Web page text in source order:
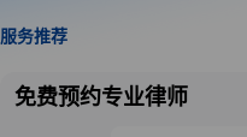
服务推荐
免费预约专业律师